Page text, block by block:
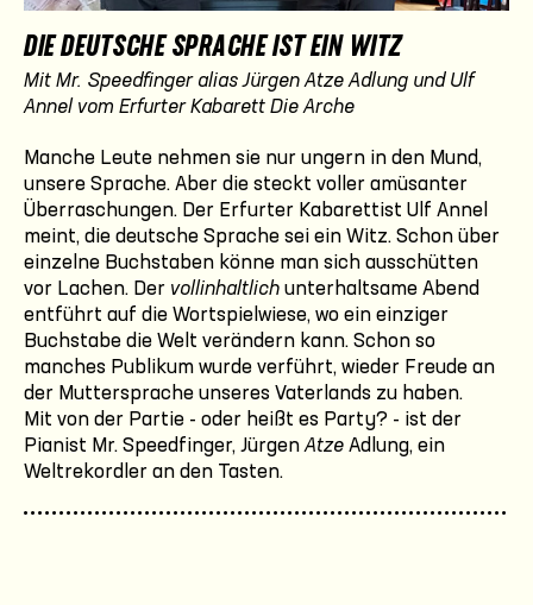
DIE DEUTSCHE SPRACHE IST EIN WITZ
Mit Mr. Speedfinger alias JürgenAtzeAdlung und Ulf
Annel vom Erfurter Kabarett Die Arche
Manche Leute nehmen sie nur ungern in den Mund,
unsere Sprache. Aber die steckt voller amüsanter
Überraschungen. Der Erfurter Kabarettist Ulf Annel
meint, die deutsche Sprache sei ein Witz. Schon über
einzelne Buchstaben könne man sich ausschütten
vor Lachen. Der vollinhaltlich unterhaltsame Abend
entführt auf die Wortspielwiese, wo ein einziger
Buchstabe die Welt verändern kann. Schon so
manches Publikum wurde verführt, wieder Freude an
der Muttersprache unseres Vaterlands zu haben.
Mit von der Partie - oder heißt es Party? - ist der
Pianist Mr. Speedfinger, JürgenAtze Adlung, ein
Weltrekordler an den Tasten.